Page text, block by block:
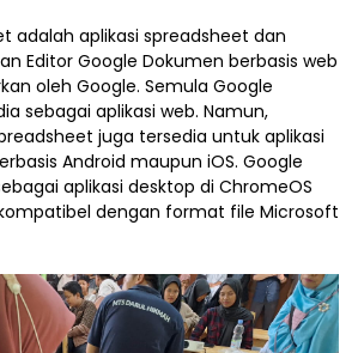
adalah aplikasi spreadsheet dan
Editor Google Dokumen berbasis web
oleh Google. Semula Google
sebagai aplikasi web. Namun,
juga tersedia untuk aplikasi
Android maupun iOS. Google
aplikasi desktop di ChromeOS
dengan format file Microsoft